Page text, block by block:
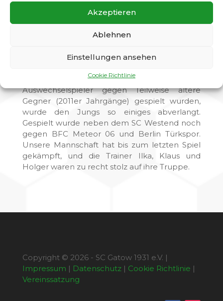
Akzeptieren
Ablehnen
Einstellungen ansehen
Cookie Richtlinie
und Betreuer des SC Gatow bedanken sich bei
großartige Unterstützung.
Für die F2 war es das bislang intensivste
teilweise ohne Spielpause und nur mit einem
Auswechselspieler gegen Teilweise ältere
Gegner (2011er Jahrgänge) gespielt wurden,
wurde den Jungs so einiges abverlangt.
Gespielt wurde neben dem SC Westend noch
gegen BFC Meteor 06 und Berlin Türkspor.
Unsere Mannschaft hat bis zum letzten Spiel
gekämpft, und die Trainer Ilka, Klaus und
Holger waren zu recht stolz auf ihre Truppe.
Copyright © 2026 - SC Gatow 1931 e.V. |
Impressum | Datenschutz| Cookie Richtlinie |
Vereinssatzung